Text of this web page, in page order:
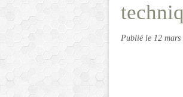
Publié le 12